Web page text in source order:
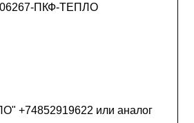
ПКФ-ТЕПЛО
+74852919622 или аналог